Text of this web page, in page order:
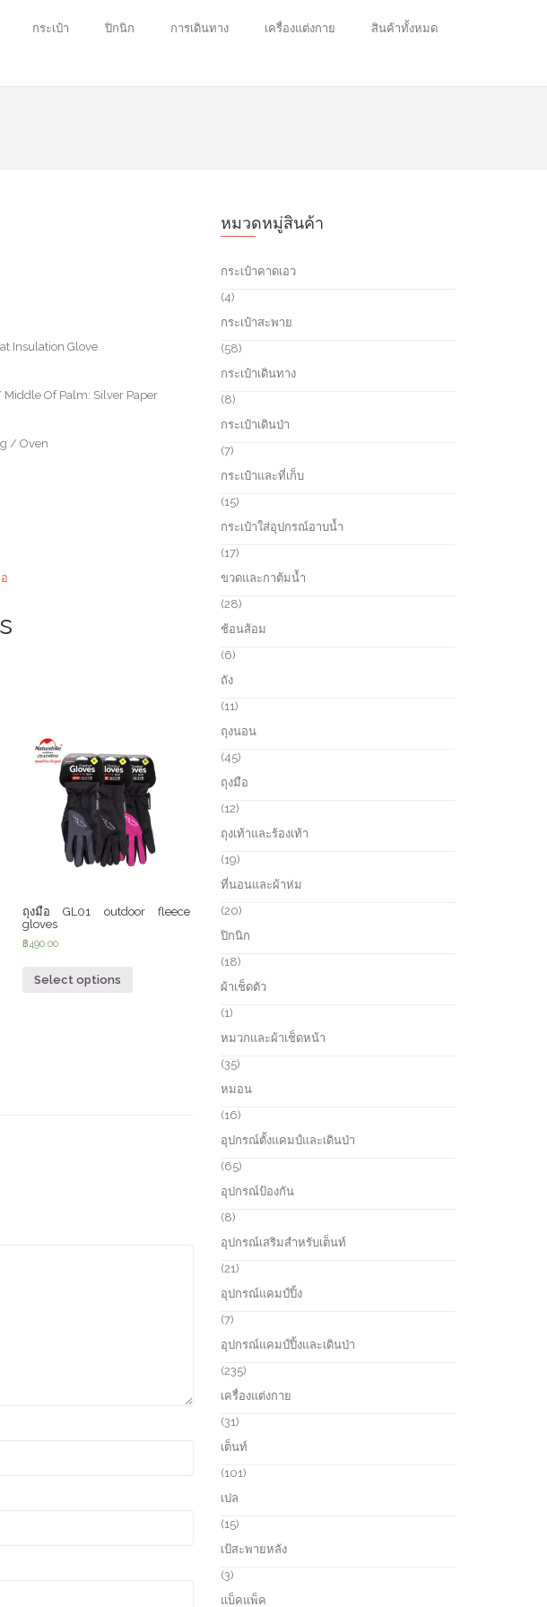
กระเป๋า ปิกนิก การเดินทาง เครื่องแต่งกาย สินค้าทั้งหมด
Insulation Glove
Of Palm: Silver Paper
/ Oven
ถุงมือ GL01 outdoor fleece
gloves
฿490.00
Select options
หมวดหมู่สินค้า
กระเป๋าคาดเอว
44
r
o
u
c
s
กระเป๋าสะพาย
585
p
d
t
กระเป๋าเดินทาง
88
r
o
u
c
t
s
กระเป๋าเดินป่า
77
r
o
u
c
t
s
กระเป๋าและที่เก็บ
151
p
r
d
u
t
กระเป๋าใส่อุปกรณ์อาบน้ำ
171
p
r
d
u
ขวดและกาต้มน้ำ
282
p
u
t
ช้อนส้อม
66
r
o
u
c
t
s
ถัง
111
p
r
d
u
t
ถุงนอน
454
5
p
r
d
u
t
ถุงมือ
121
p
r
d
u
t
ถุงเท้าและร้องเท้า
191
p
r
d
u
t
ที่นอนและผ้าห่ม
202
p
r
d
t
ปิกนิก
181
8
p
d
u
t
ผ้าเช็ดตัว
11
r
o
u
c
หมวกและผ้าเช็ดหน้า
353
p
r
d
u
c
t
หมอน
161
p
r
d
t
อุปกรณ์ตั้งแคมป์และเดินป่า
656
p
d
u
t
อุปกรณ์ป้องกัน
88
r
o
u
c
s
อุปกรณ์เสริมสำหรับเต็นท์
212
p
d
u
c
t
อุปกรณ์แคมป์ปิ้ง
77
r
o
u
c
s
อุปกรณ์แคมป์ปิ้งและเดินป่า
2352
5
o
d
เครื่องแต่งกาย
313
p
r
d
u
c
t
เต็นท์
1011
o
c
เปล
151
p
d
เป้สะพายหลัง
33
p
แบ็คแพ็ค